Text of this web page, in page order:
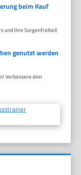
beim Kauf
und Ihre Sorgenfreiheit
genutzt werden
Verbessere dein